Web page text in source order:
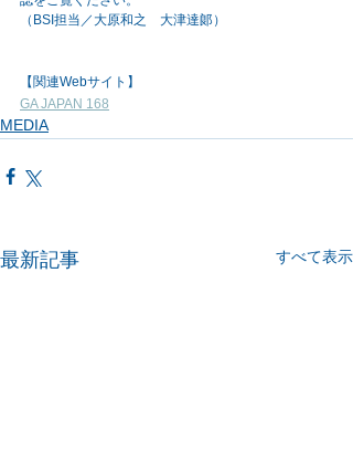
（BSI担当／大原和之　大津達郞）
【関連Webサイト】
GA JAPAN 168
MEDIA
最新記事 すべて表示